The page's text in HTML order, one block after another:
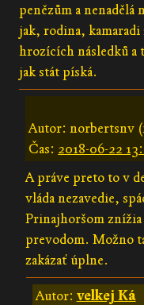
penězům a
jak, rodina,
hrozících následků a
jak stát píská.
Autor: norbertsnv
Čas: 2018-06-22
A práve preto to v
vláda nezavedie,
Prinajhoršom
prevodom. Možno
zakázať úplne.
Autor: velkej Ká